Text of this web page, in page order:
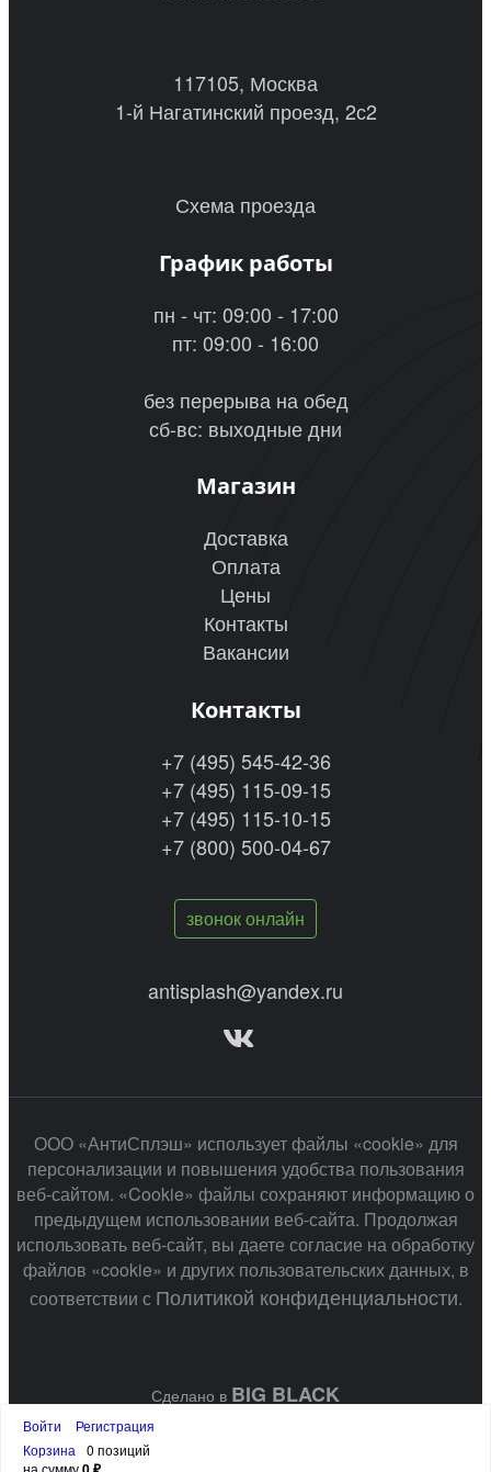
117105, Москва
1-й Нагатинский проезд, 2с2
Схема проезда
График работы
пн - чт: 09:00 - 17:00
пт: 09:00 - 16:00
без перерыва на обед
сб-вс: выходные дни
Магазин
Доставка
Оплата
Цены
Контакты
Вакансии
Контакты
+7 (495) 545-42-36
+7 (495) 115-09-15
+7 (495) 115-10-15
+7 (800) 500-04-67
звонок онлайн
antisplash@yandex.ru
ООО «АнтиСплэш» использует файлы «cookie» для
персонализации и повышения удобства пользования
веб-сайтом. «Cookie» файлы сохраняют информацию о
предыдущем использовании веб-сайта. Продолжая
использовать веб-сайт, вы даете согласие на обработку
файлов «cookie» и других пользовательских данных, в
соответствии с Политикой конфиденциальности.
Сделано в BIG BLACK
Войти
Регистрация
Корзина
0 позиций
на сумму